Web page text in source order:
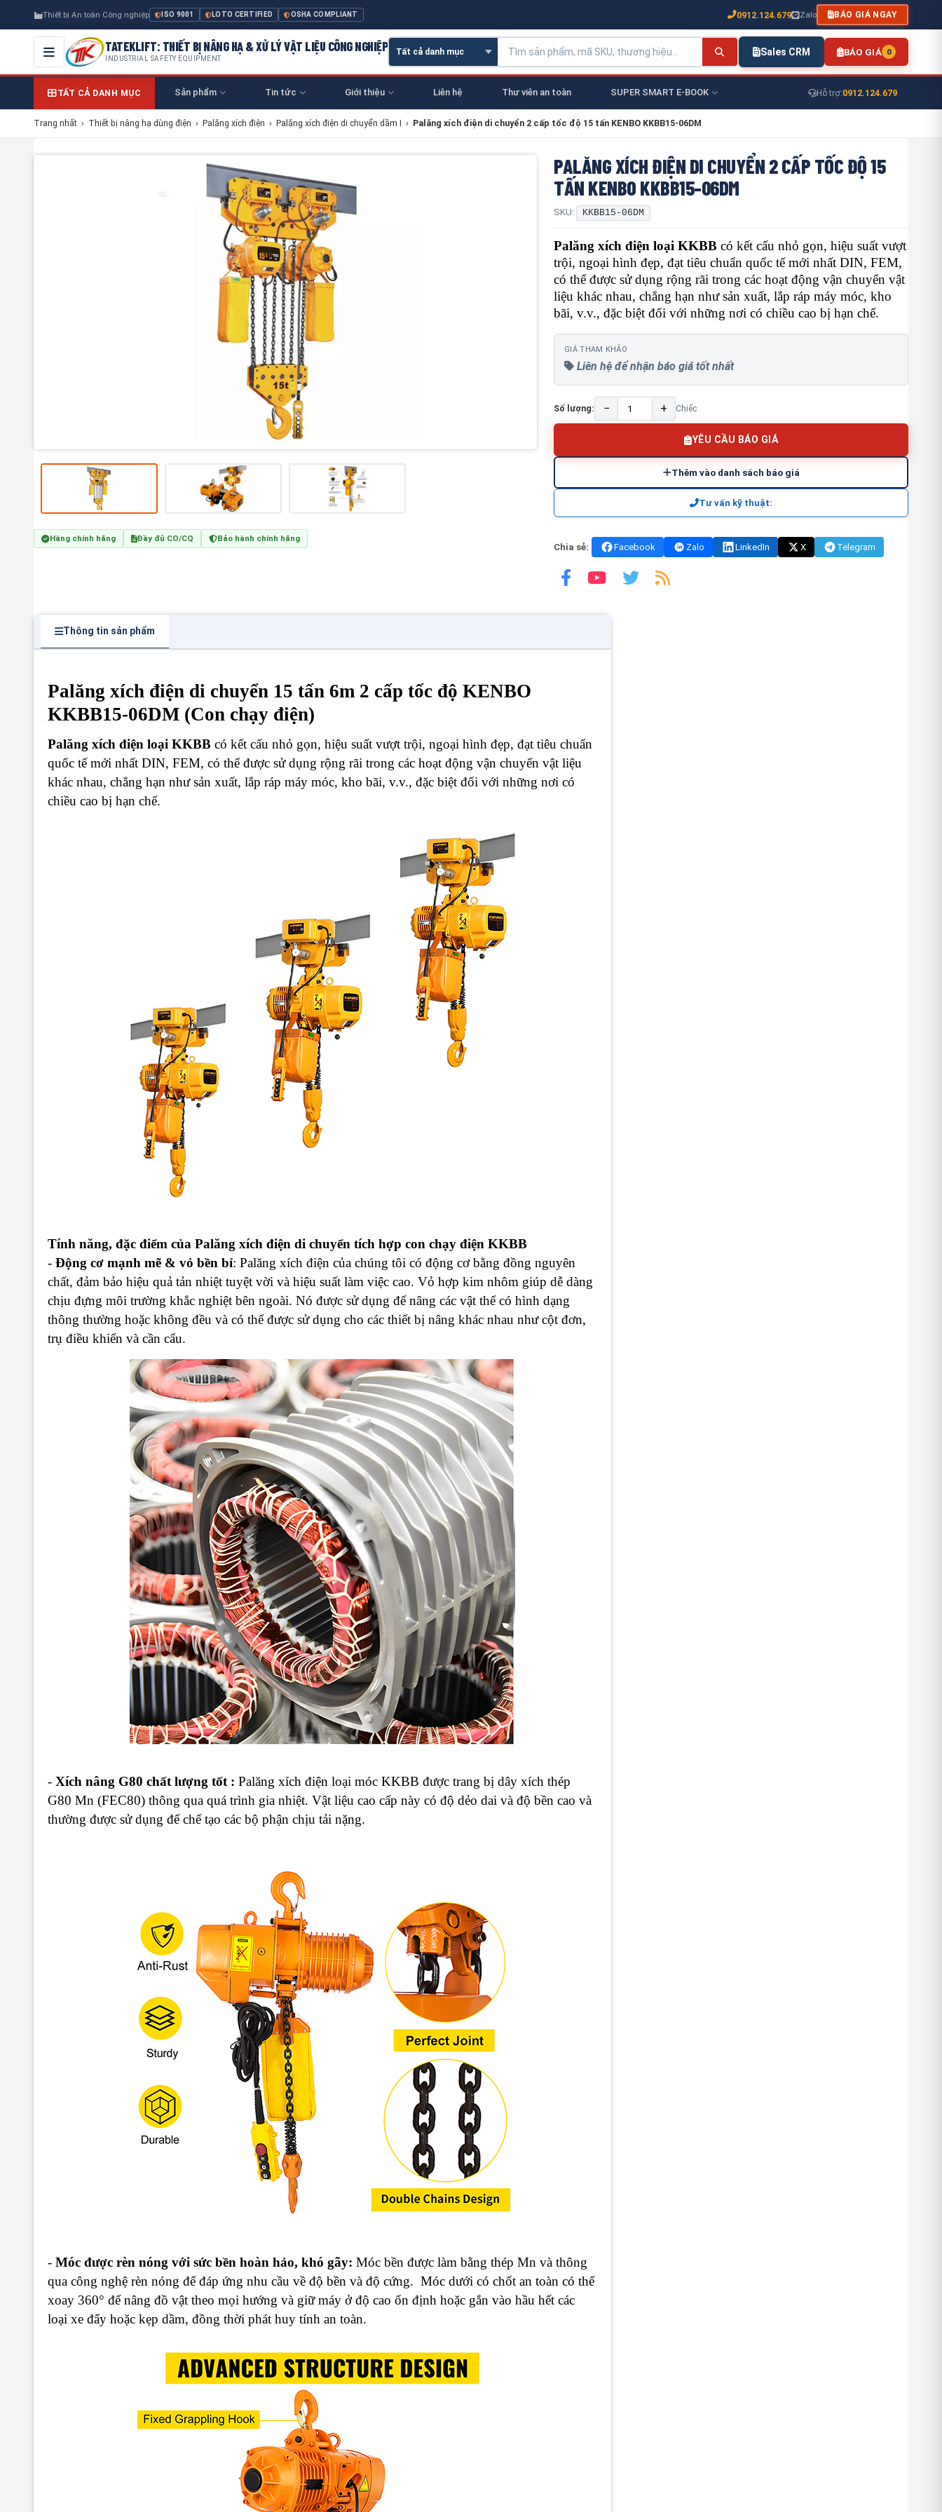
Thiết bị An toàn Công nghiệp ISO 9001 LOTO CERTIFIED OSHA COMPLIANT 0912.124.679 Zalo BÁO GIÁ NGAY
TATEKLIFT: THIẾT BỊ NÂNG HẠ & XỬ LÝ VẬT LIỆU CÔNG NGHIỆP
INDUSTRIAL SAFETY EQUIPMENT
Sales CRM BÁO GIÁ 0
TẤT CẢ DANH MỤC Sản phẩm Tin tức Giới thiệu Liên hệ Thư viên an toàn SUPER SMART E-BOOK Hỗ trợ:0912.124.679
Trang nhất › Thiết bị nâng hạ dùng điện › Palăng xích điện › Palăng xích điện di chuyển dầm I › Palăng xích điện di chuyển 2 cấp tốc độ 15 tấn KENBO KKBB15-06DM
Hàng chính hãng Đầy đủ CO/CQ Bảo hành chính hãng
PALĂNG XÍCH ĐIỆN DI CHUYỂN 2 CẤP TỐC ĐỘ 15
TẤN KENBO KKBB15-06DM
SKU: KKBB15-06DM
Palăng xích điện loại KKBB có kết cấu nhỏ gọn, hiệu suất vượt
trội, ngoại hình đẹp, đạt tiêu chuẩn quốc tế mới nhất DIN, FEM,
có thể được sử dụng rộng rãi trong các hoạt động vận chuyển vật
liệu khác nhau, chẳng hạn như sản xuất, lắp ráp máy móc, kho
bãi, v.v., đặc biệt đối với những nơi có chiều cao bị hạn chế.
GIÁ THAM KHẢO
Liên hệ để nhận báo giá tốt nhất
Số lượng: − + Chiếc
YÊU CẦU BÁO GIÁ
Thêm vào danh sách báo giá
Tư vấn kỹ thuật:
Chia sẻ: Facebook Zalo LinkedIn X Telegram
Thông tin sản phẩm
Palăng xích điện di chuyển 15 tấn 6m 2 cấp tốc độ KENBO
KKBB15-06DM (Con chạy điện)
Palăng xích điện loại KKBB có kết cấu nhỏ gọn, hiệu suất vượt trội, ngoại hình đẹp, đạt tiêu chuẩn
quốc tế mới nhất DIN, FEM, có thể được sử dụng rộng rãi trong các hoạt động vận chuyển vật liệu
khác nhau, chẳng hạn như sản xuất, lắp ráp máy móc, kho bãi, v.v., đặc biệt đối với những nơi có
chiều cao bị hạn chế.
Tính năng, đặc điểm của Palăng xích điện di chuyển tích hợp con chạy điện KKBB
- Động cơ mạnh mẽ & vỏ bền bỉ: Palăng xích điện của chúng tôi có động cơ bằng đồng nguyên
chất, đảm bảo hiệu quả tản nhiệt tuyệt vời và hiệu suất làm việc cao. Vỏ hợp kim nhôm giúp dễ dàng
chịu đựng môi trường khắc nghiệt bên ngoài. Nó được sử dụng để nâng các vật thể có hình dạng
thông thường hoặc không đều và có thể được sử dụng cho các thiết bị nâng khác nhau như cột đơn,
trụ điều khiển và cần cẩu.
- Xích nâng G80 chất lượng tốt : Palăng xích điện loại móc KKBB được trang bị dây xích thép
G80 Mn (FEC80) thông qua quá trình gia nhiệt. Vật liệu cao cấp này có độ dẻo dai và độ bền cao và
thường được sử dụng để chế tạo các bộ phận chịu tải nặng.
- Móc được rèn nóng với sức bền hoàn hảo, khó gãy: Móc bền được làm bằng thép Mn và thông
qua công nghệ rèn nóng để đáp ứng nhu cầu về độ bền và độ cứng. Móc dưới có chốt an toàn có thể
xoay 360° để nâng đồ vật theo mọi hướng và giữ máy ở độ cao ổn định hoặc gắn vào hầu hết các
loại xe đẩy hoặc kẹp dầm, đồng thời phát huy tính an toàn.